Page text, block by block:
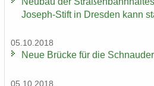
Joseph-Stift in Dres­den kann
05.10.2018
Neue Brü­cke für die
05.10.2018